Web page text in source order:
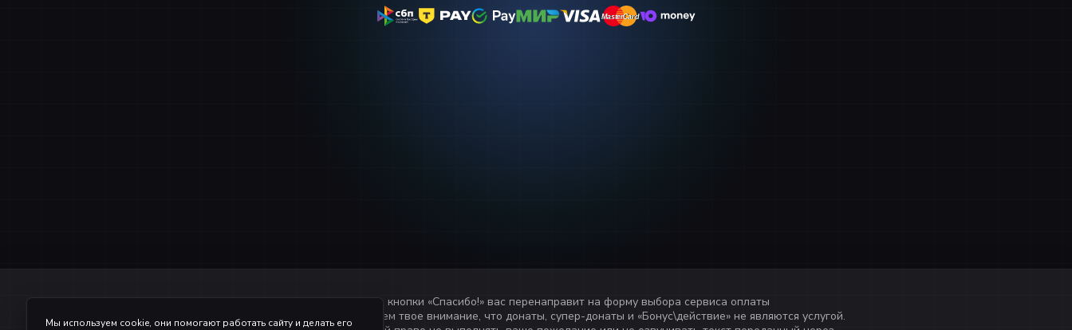
MasterCard
MasterCard
После нажатия кнопки «Спасибо!» вас перенаправит на форму выбора сервиса оплаты
Уважаемый донатер, обращаем твое внимание, что донаты, супер-донаты и «Бонус\действие» не являются услугой.
Мы используем cookie, они помогают работать сайту и делать его